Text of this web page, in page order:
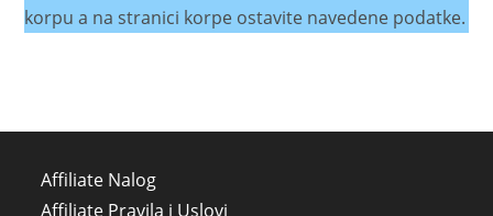
korpu a na stranici korpe ostavite navedene podatke.
Affiliate Nalog
Affiliate Pravila i Uslovi